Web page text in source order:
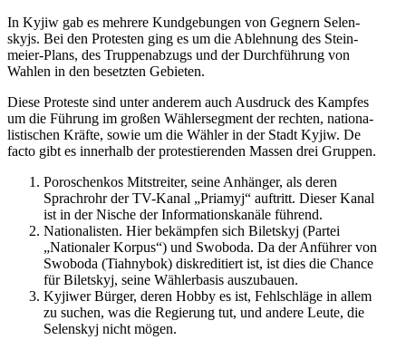
In Kyjiw gab es mehrere Kund­ge­bun­gen von Gegnern Selen­
skyjs. Bei den Pro­tes­ten ging es um die Ableh­nung des Stein­
meier-Plans, des Trup­pen­ab­zugs und der Durch­füh­rung von
Wahlen in den besetz­ten Gebieten.
Diese Pro­teste sind unter anderem auch Aus­druck des Kampfes
um die Führung im großen Wäh­ler­seg­ment der rechten, natio­na­
lis­ti­schen Kräfte, sowie um die Wähler in der Stadt Kyjiw. De
facto gibt es inner­halb der pro­tes­tie­ren­den Massen drei Gruppen.
Poro­schen­kos Mit­strei­ter, seine Anhän­ger, als deren
Sprach­rohr der TV-Kanal „Priamyj“ auf­tritt. Dieser Kanal
ist in der Nische der Infor­ma­ti­ons­ka­näle führend.
Natio­na­lis­ten. Hier bekämp­fen sich Biletskyj (Partei
„Natio­na­ler Korpus“) und Swoboda. Da der Anfüh­rer von
Swoboda (Tiahny­bok) dis­kre­di­tiert ist, ist dies die Chance
für Biletskyj, seine Wäh­ler­ba­sis auszubauen.
Kyjiwer Bürger, deren Hobby es ist, Fehl­schläge in allem
zu suchen, was die Regie­rung tut, und andere Leute, die
Selen­skyj nicht mögen.